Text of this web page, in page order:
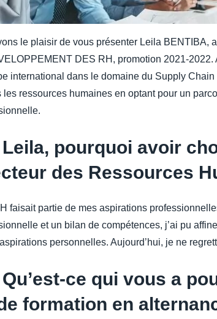
le plaisir de vous présenter Leila BENTIBA,
DES RH, promotion 2021-
international dans le domaine du Supply
les ressources humaines en optant pour un
Leila, pourquoi avoir
des Ressources
faisait partie de mes aspirations
et un bilan de compétences, j’ai pu
personnelles. Aujourd’hui, je ne
Qu’est-ce qui vous a
formation en